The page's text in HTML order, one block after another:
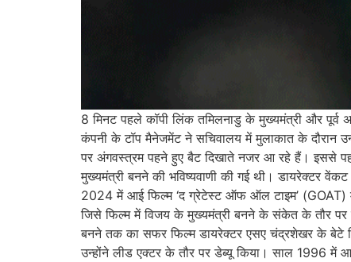
8 मिनट पहले कॉपी लिंक तमिलनाडु के मुख्यमंत्री और पूर्व
कंपनी के टॉप मैनेजमेंट ने सचिवालय में मुलाकात के दौरान
पर अंगवस्त्रम पहने हुए बैट दिखाते नजर आ रहे हैं। इससे
मुख्यमंत्री बनने की भविष्यवाणी की गई थी। डायरेक्टर
2024 में आई फिल्म ‘द ग्रेटेस्ट ऑफ ऑल टाइम’ (GOAT)
जिसे फिल्म में विजय के मुख्यमंत्री बनने के संकेत के तौर पर
बनने तक का सफर फिल्म डायरेक्टर एसए चंद्रशेखर के बेटे
उन्होंने लीड एक्टर के तौर पर डेब्यू किया। साल 1996 में